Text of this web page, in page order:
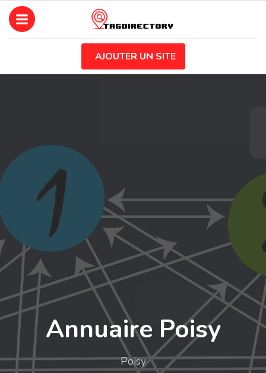
AJOUTER UN SITE
Annuaire Poisy
Poisy